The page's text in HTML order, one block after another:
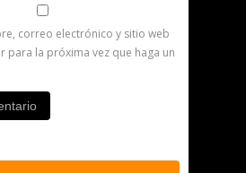
correo electrónico y sitio web
para la próxima vez que haga un